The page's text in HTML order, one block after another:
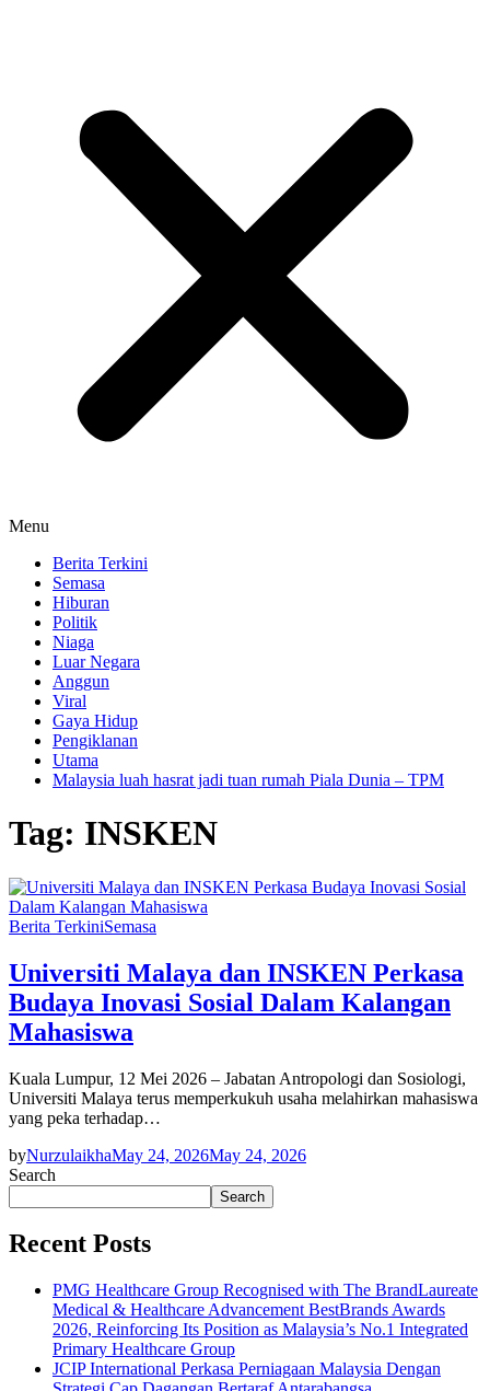
Menu
Berita Terkini
Semasa
Hiburan
Politik
Niaga
Luar Negara
Anggun
Viral
Gaya Hidup
Pengiklanan
Utama
Malaysia luah hasrat jadi tuan rumah Piala Dunia – TPM
Tag: INSKEN
Berita TerkiniSemasa
Universiti Malaya dan INSKEN Perkasa
Budaya Inovasi Sosial Dalam Kalangan
Mahasiswa
Kuala Lumpur, 12 Mei 2026 – Jabatan Antropologi dan Sosiologi,
Universiti Malaya terus memperkukuh usaha melahirkan mahasiswa
yang peka terhadap…
byNurzulaikhaMay 24, 2026May 24, 2026
Search
Search
Recent Posts
PMG Healthcare Group Recognised with The BrandLaureate
Medical & Healthcare Advancement BestBrands Awards
2026, Reinforcing Its Position as Malaysia’s No.1 Integrated
Primary Healthcare Group
JCIP International Perkasa Perniagaan Malaysia Dengan